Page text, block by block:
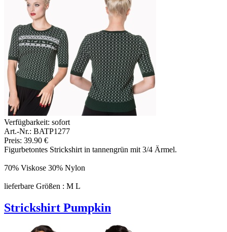
Verfügbarkeit: sofort
Art.-Nr.: BATP1277
Preis: 39.90 €
Figurbetontes Strickshirt in tannengrün mit 3/4 Ärmel.
70% Viskose 30% Nylon
lieferbare Größen : M L
Strickshirt Pumpkin